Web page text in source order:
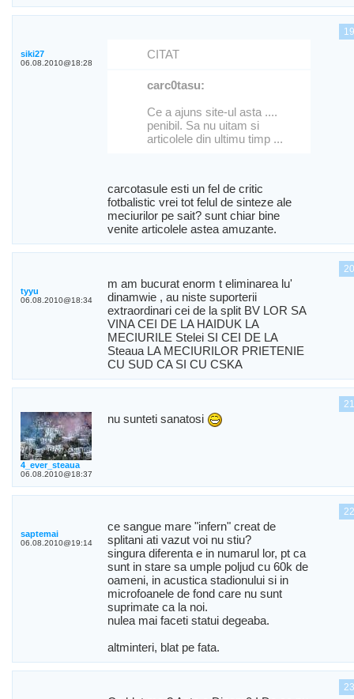
19
siki27
06.08.2010@18:28
CITAT
carc0tasu:
Ce a ajuns site-ul asta ....
penibil. Sa nu uitam si
articolele din ultimu timp ...
carcotasule esti un fel de critic
fotbalistic vrei tot felul de sinteze ale
meciurilor pe sait? sunt chiar bine
venite articolele astea amuzante.
20
tyyu
06.08.2010@18:34
m am bucurat enorm t eliminarea lu'
dinamwie , au niste suporterii
extraordinari cei de la split BV LOR SA
VINA CEI DE LA HAIDUK LA
MECIURILE Stelei SI CEI DE LA
Steaua LA MECIURILOR PRIETENIE
CU SUD CA SI CU CSKA
21
4_ever_steaua
06.08.2010@18:37
nu sunteti sanatosi
22
saptemai
06.08.2010@19:14
ce sangue mare "infern" creat de
splitani ati vazut voi nu stiu?
singura diferenta e in numarul lor, pt ca
sunt in stare sa umple poljud cu 60k de
oameni, in acustica stadionului si in
microfoanele de fond care nu sunt
suprimate ca la noi.
nulea mai faceti statui degeaba.
altminteri, blat pe fata.
23